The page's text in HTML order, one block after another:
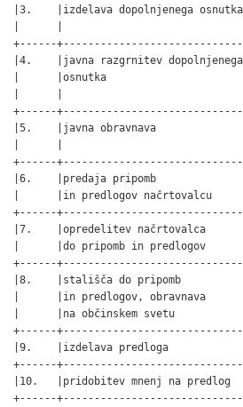
|3.    |izdelava dopolnjenega
|      |
+------
|4.    |javna razgrnitev
|      |osnutka
|      |
+------
|5.    |javna obravnava
|      |
+------
|6.    |predaja pripomb
|      |in predlogov načrtovalcu
+------
|7.    |opredelitev načrtovalca
|      |do pripomb in predlogov
+------
|8.    |stališča do pripomb
|      |in predlogov, obravnava
|      |na občinskem svetu
+------
|9.    |izdelava predloga
+------
|10.   |pridobitev mnenj na
+------